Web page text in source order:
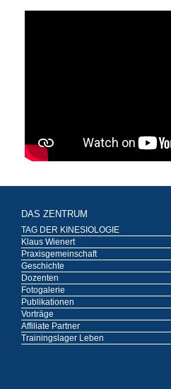
DAS ZENTRUM
TAG DER KINESIOLOGIE
Klaus Wienert
Praxisgemeinschaft
Geschichte
Dozenten
Fotogalerie
Publikationen
Vorträge
Affiliate Partner
Trainingslager Leben